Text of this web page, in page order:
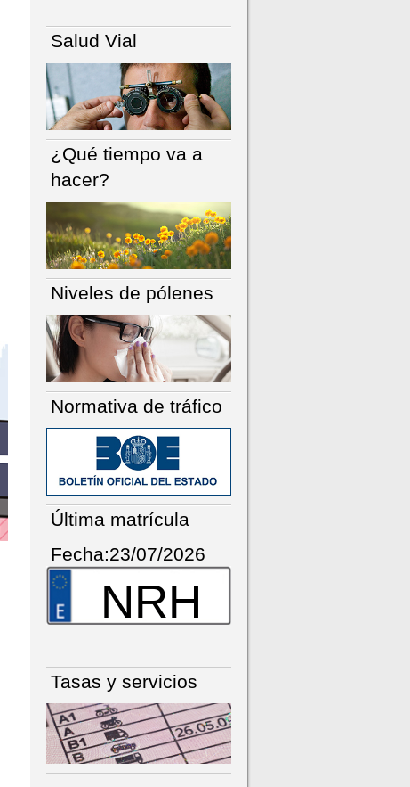
Salud Vial
¿Qué tiempo va a
hacer?
Niveles de pólenes
Normativa de tráfico
Última matrícula
Fecha:23/07/2026
NRH
Tasas y servicios